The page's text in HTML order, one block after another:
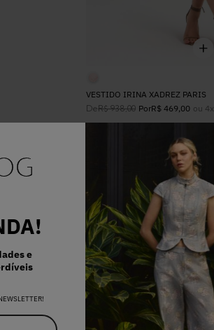
e
VESTIDO IRINA XADREZ PARIS
DeR$ 938,00 PorR$ 469,00 ou 4x